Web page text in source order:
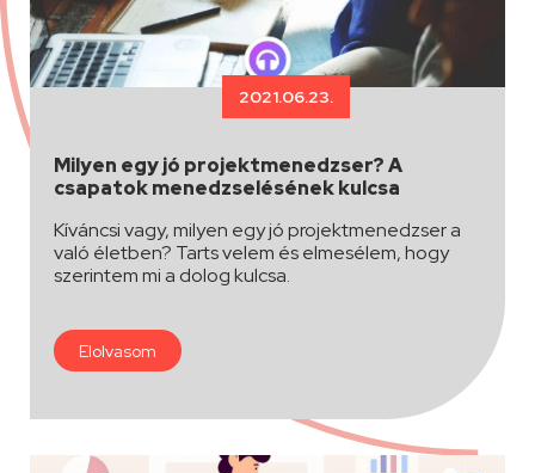
2021.06.23.
Milyen egy jó projektmenedzser? A
csapatok menedzselésének kulcsa
Kíváncsi vagy, milyen egy jó projektmenedzser a
való életben? Tarts velem és elmesélem, hogy
szerintem mi a dolog kulcsa.
Elolvasom